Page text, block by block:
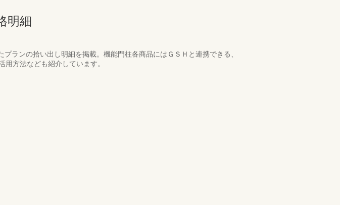
明細
ランの拾い出し明細を掲載。機能門柱各商品にはＧＳＨと連携できる、
方法なども紹介しています。